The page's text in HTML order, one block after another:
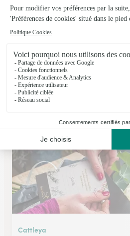
Gentlemen Artisan Fleuriste
Toulouse
★★★ ★★4.5 (93)
Voir la boutique
Cattleya